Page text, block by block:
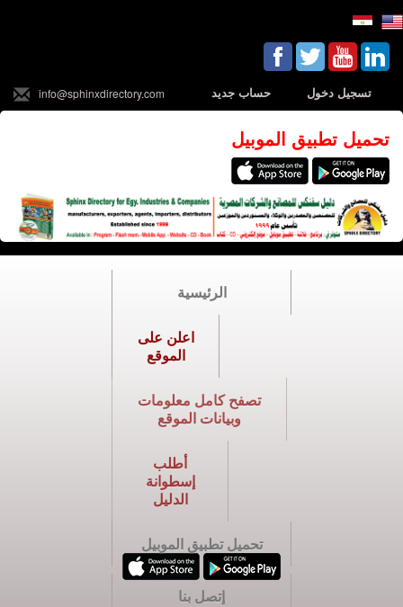
تسجيل دخول حساب جديد info@sphinxdirectory.com
تحميل تطبيق الموبيل
الرئيسية
اعلن على
الموقع
تصفح كامل معلومات
وبيانات الموقع
أطلب
إسطوانة
الدليل
تحميل تطبيق الموبيل
إتصل بنا